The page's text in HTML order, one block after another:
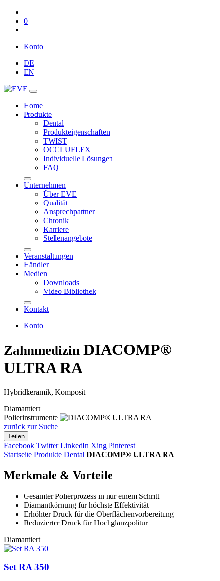
0
Konto
DE
EN
Home
Produkte
Dental
Produkteigenschaften
TWIST
OCCLUFLEX
Individuelle Lösungen
FAQ
Unternehmen
Über EVE
Qualität
Ansprechpartner
Chronik
Karriere
Stellenangebote
Veranstaltungen
Händler
Medien
Downloads
Video Bibliothek
Kontakt
Konto
Zahnmedizin DIACOMP®
ULTRA RA
Hybridkeramik, Komposit
Diamantiert
Polierinstrumente
zurück zur Suche
Teilen
Facebook Twitter LinkedIn Xing Pinterest
Startseite Produkte Dental DIACOMP® ULTRA RA
Merkmale & Vorteile
Gesamter Polierprozess in nur einem Schritt
Diamantkörnung für höchste Effektivität
Erhöhter Druck für die Oberflächenvorbereitung
Reduzierter Druck für Hochglanzpolitur
Diamantiert
Set RA 350